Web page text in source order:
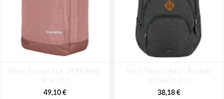
AM-580-05 modrá 22 L
98,49 €
AM-581-05 modrá 19 L
94,29 €
Batoh Travelite Kick Off Multibag
Rosé 35 l
49,10 €
Batoh Travelite Basics Melange
Anthracite 22 l
38,18 €